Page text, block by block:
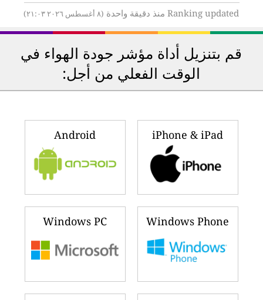
Ranking updated منذ دقيقة واحدة (٨ أغسطس ٢٠٢٦ ٢١:٠٣)
قم بتنزيل أداة مؤشر جودة الهواء في
الوقت الفعلي من أجل:
iPhone & iPad
Android
Windows Phone
Windows PC